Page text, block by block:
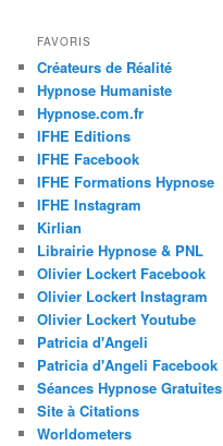
FAVORIS
Créateurs de Réalité
Hypnose Humaniste
Hypnose.com.fr
IFHE Editions
IFHE Facebook
IFHE Formations Hypnose
IFHE Instagram
Kirlian
Librairie Hypnose & PNL
Olivier Lockert Facebook
Olivier Lockert Instagram
Olivier Lockert Youtube
Patricia d'Angeli
Patricia d'Angeli Facebook
Séances Hypnose Gratuites
Site à Citations
Worldometers